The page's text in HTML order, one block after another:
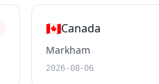
🇨🇦Canada
Markham
2026-08-06